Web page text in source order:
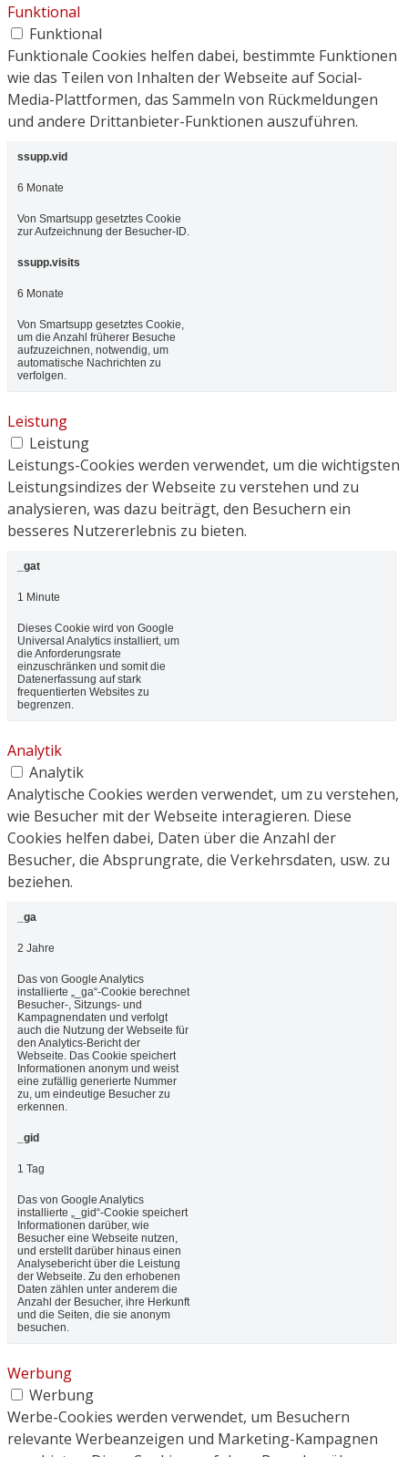
Funktional
Funktional
Funktionale Cookies helfen dabei, bestimmte Funktionen
wie das Teilen von Inhalten der Webseite auf Social-
Media-Plattformen, das Sammeln von Rückmeldungen
und andere Drittanbieter-Funktionen auszuführen.
ssupp.vid
6 Monate
Von Smartsupp gesetztes Cookie
zur Aufzeichnung der Besucher-ID.
ssupp.visits
6 Monate
Von Smartsupp gesetztes Cookie,
um die Anzahl früherer Besuche
aufzuzeichnen, notwendig, um
automatische Nachrichten zu
verfolgen.
Leistung
Leistung
Leistungs-Cookies werden verwendet, um die wichtigsten
Leistungsindizes der Webseite zu verstehen und zu
analysieren, was dazu beiträgt, den Besuchern ein
besseres Nutzererlebnis zu bieten.
_gat
1 Minute
Dieses Cookie wird von Google
Universal Analytics installiert, um
die Anforderungsrate
einzuschränken und somit die
Datenerfassung auf stark
frequentierten Websites zu
begrenzen.
Analytik
Analytik
Analytische Cookies werden verwendet, um zu verstehen,
wie Besucher mit der Webseite interagieren. Diese
Cookies helfen dabei, Daten über die Anzahl der
Besucher, die Absprungrate, die Verkehrsdaten, usw. zu
beziehen.
_ga
2 Jahre
Das von Google Analytics
installierte „_ga“-Cookie berechnet
Besucher-, Sitzungs- und
Kampagnendaten und verfolgt
auch die Nutzung der Webseite für
den Analytics-Bericht der
Webseite. Das Cookie speichert
Informationen anonym und weist
eine zufällig generierte Nummer
zu, um eindeutige Besucher zu
erkennen.
_gid
1 Tag
Das von Google Analytics
installierte „_gid“-Cookie speichert
Informationen darüber, wie
Besucher eine Webseite nutzen,
und erstellt darüber hinaus einen
Analysebericht über die Leistung
der Webseite. Zu den erhobenen
Daten zählen unter anderem die
Anzahl der Besucher, ihre Herkunft
und die Seiten, die sie anonym
besuchen.
Werbung
Werbung
Werbe-Cookies werden verwendet, um Besuchern
relevante Werbeanzeigen und Marketing-Kampagnen